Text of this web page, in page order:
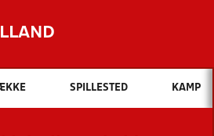
Hvad vil du søge efter?
INDHOLD OG NYHEDER
SPILLESTED KAMP